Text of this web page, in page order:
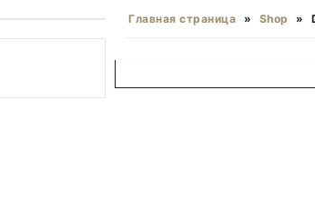
Главная страница » Shop »